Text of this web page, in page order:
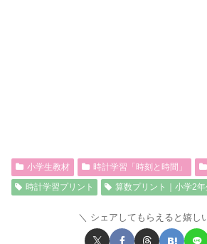
小学生教材 時計学習「時刻と時間」
時計学習プリント
算数プリント｜小学2年
シェアしてもらえると嬉し